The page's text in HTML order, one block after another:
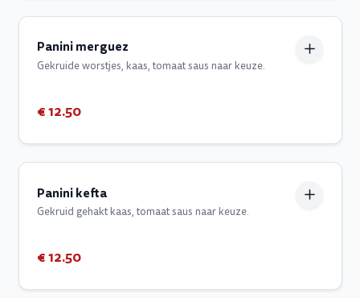
Panini merguez
Gekruide worstjes, kaas, tomaat saus naar keuze.
€ 12.50
Panini kefta
Gekruid gehakt kaas, tomaat saus naar keuze.
€ 12.50